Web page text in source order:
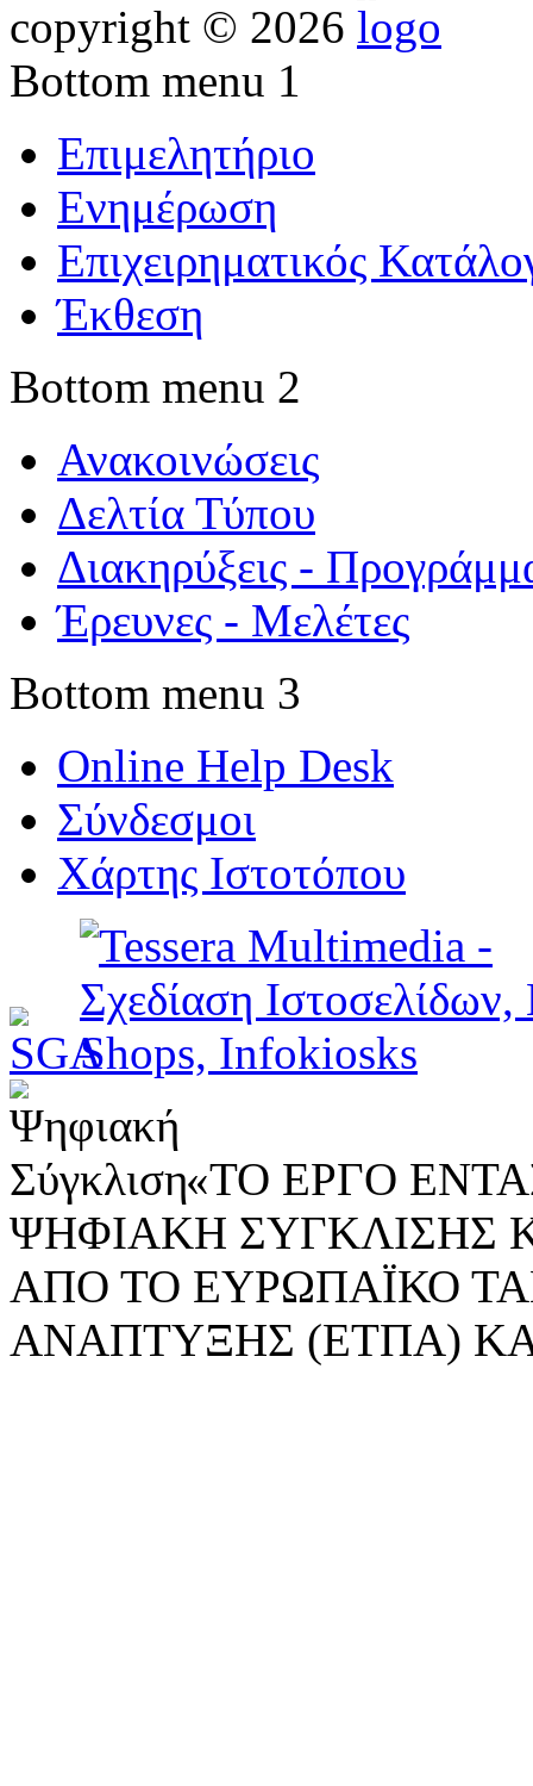
copyright © 2026
Bottom menu 1
Επιμελητήριο
Ενημέρωση
Επιχειρηματικός
Έκθεση
Bottom menu 2
Ανακοινώσεις
Δελτία Τύπου
Διακηρύξεις -
Έρευνες - Μελέτες
Bottom menu 3
Online Help Desk
Σύνδεσμοι
Χάρτης Ιστοτόπου
«ΤΟ ΕΡΓΟ
ΨΗΦΙΑΚΗ ΣΥΓΚΛΙΣΗΣ
ΑΠΟ ΤΟ ΕΥΡΩΠΑΪΚΟ
ΑΝΑΠΤΥΞΗΣ (ΕΤΠΑ)